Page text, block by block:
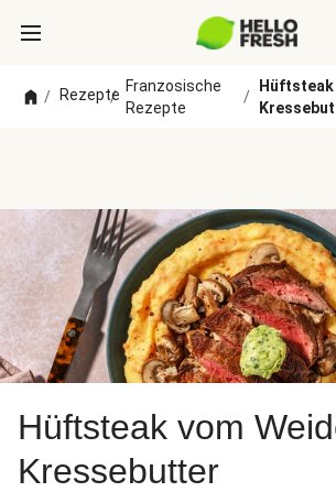
/ Rezepte
/
Franzosische
Rezepte
/
Hüftsteak
Hüftsteak vom
Kressebutter